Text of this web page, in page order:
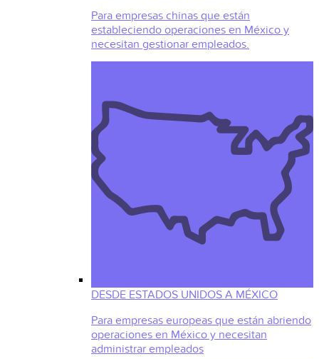
Para empresas chinas que están
estableciendo operaciones en México y
necesitan gestionar empleados.
DESDE ESTADOS UNIDOS A MÉXICO
Para empresas europeas que están abriendo
operaciones en México y necesitan
administrar empleados